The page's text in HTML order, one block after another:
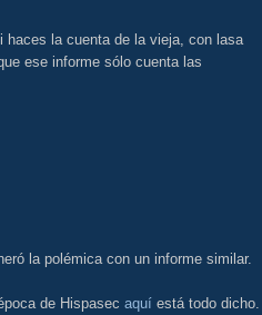
haces la cuenta de la vieja, con lasa
ese informe sólo cuenta las
la polémica con un informe similar.
de Hispasec aquí está todo dicho.